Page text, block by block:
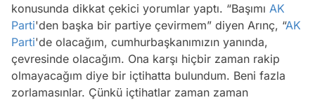
konusunda dikkat çekici yorumlar yaptı. “Başımı AK
Parti'den başka bir partiye çevirmem” diyen Arınç, “AK
Parti'de olacağım, cumhurbaşkanımızın yanında,
çevresinde olacağım. Ona karşı hiçbir zaman rakip
olmayacağım diye bir içtihatta bulundum. Beni fazla
zorlamasınlar. Çünkü içtihatlar zaman zaman